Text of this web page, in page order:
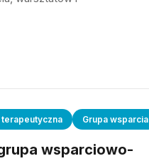
terapeutyczna Grupa wsparcia
wsparciowo-